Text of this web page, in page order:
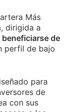
Más
dirigida a
de
perfil de bajo
para
de
con sus